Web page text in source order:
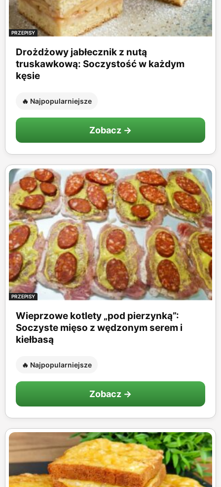
PRZEPISY
Drożdżowy jabłecznik z nutą
truskawkową: Soczystość w każdym
kęsie
🔥 Najpopularniejsze
Zobacz →
PRZEPISY
Wieprzowe kotlety „pod pierzynką”:
Soczyste mięso z wędzonym serem i
kiełbasą
🔥 Najpopularniejsze
Zobacz →